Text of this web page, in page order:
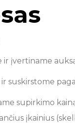
ir įvertiname
suskirstome
supirkimo
įkainius